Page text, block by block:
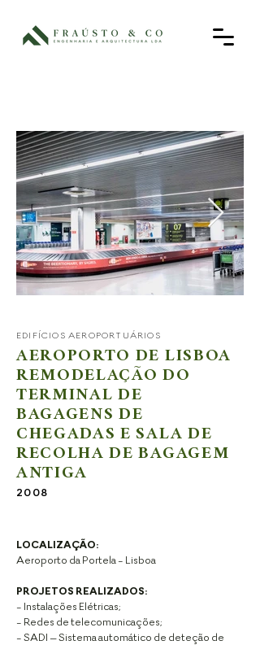
EDIFÍCIOS AEROPORTUÁRIOS
AEROPORTO DE LISBOA
REMODELAÇÃO DO
TERMINAL DE
BAGAGENS DE
CHEGADAS E SALA DE
RECOLHA DE BAGAGEM
ANTIGA
2008
LOCALIZAÇÃO:
Aeroporto da Portela - Lisboa
PROJETOS REALIZADOS:
- Instalações Elétricas;
- Redes de telecomunicações;
- SADI – Sistema automático de deteção de